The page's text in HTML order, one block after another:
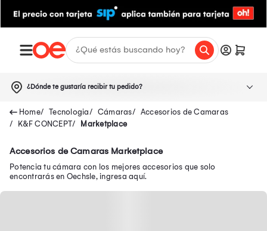
¿Dónde te gustaría recibir tu pedido?
Tecnologia Cámaras
Accesorios de Camaras
K&F CONCEPT
Marketplace
Accesorios de Camaras Marketplace
Potencia tu cámara con los mejores accesorios que solo
encontrarás en Oechsle, ingresa aquí.